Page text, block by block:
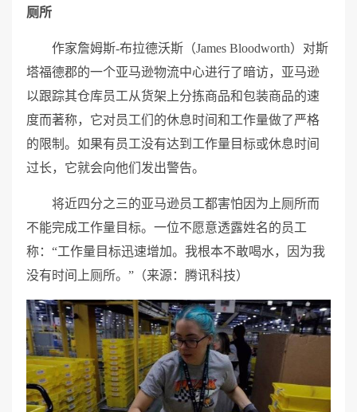
厕所
作家詹姆斯-布拉德沃斯（James Bloodworth）对斯
塔福德郡的一个亚马逊物流中心进行了暗访，亚马逊
以跟踪其仓库员工从货架上分拣商品和包装商品的速
度而著称，它对员工们的休息时间和工作量做了严格
的限制。如果有员工没有达到工作量目标或休息时间
过长，它就会向他们发出警告。
将近四分之三的亚马逊员工都害怕因为上厕所而
不能完成工作量目标。一位不愿意透露姓名的员工
称：“工作量目标迅速增加。我根本不敢喝水，因为我
没有时间上厕所。”（来源：腾讯科技）